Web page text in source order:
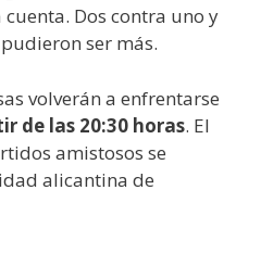
Dos contra uno y
ser más.
volverán a enfrentarse
de las 20:30 horas. El
amistosos se
alicantina de